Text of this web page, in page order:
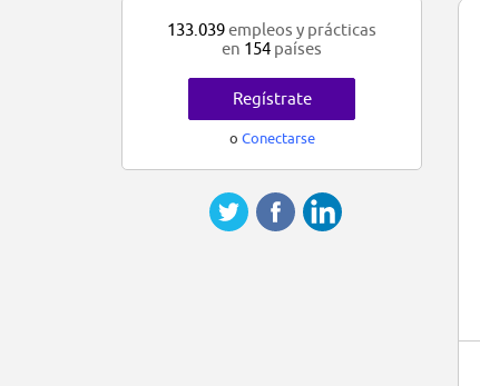
133.039empleos y prácticas
en 154 países
Regístrate
o Conectarse